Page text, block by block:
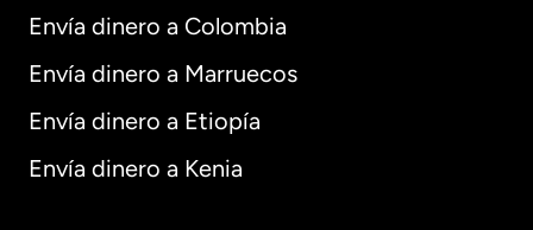
Envía dinero a Colombia
Envía dinero a Marruecos
Envía dinero a Etiopía
Envía dinero a Kenia